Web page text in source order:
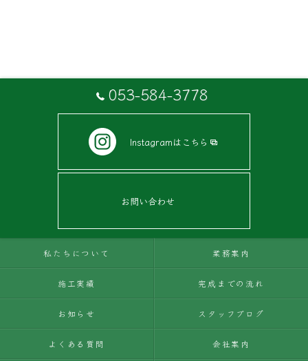
053-584-3778
Instagramはこちら
お問い合わせ
私たちについて 業務案内
施工実績 完成までの流れ
お知らせ スタッフブログ
よくある質問 会社案内